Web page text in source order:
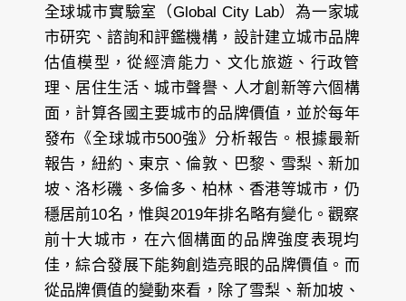
全球城市實驗室（Global City Lab）為一家城
市研究、諮詢和評鑑機構，設計建立城市品牌
估值模型，從經濟能力、文化旅遊、行政管
理、居住生活、城市聲譽、人才創新等六個構
面，計算各國主要城市的品牌價值，並於每年
發布《全球城市500強》分析報告。根據最新
報告，紐約、東京、倫敦、巴黎、雪梨、新加
坡、洛杉磯、多倫多、柏林、香港等城市，仍
穩居前10名，惟與2019年排名略有變化。觀察
前十大城市，在六個構面的品牌強度表現均
佳，綜合發展下能夠創造亮眼的品牌價值。而
從品牌價值的變動來看，除了雪梨、新加坡、